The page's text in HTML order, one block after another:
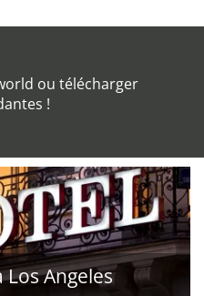
ou télécharger
!
Angeles